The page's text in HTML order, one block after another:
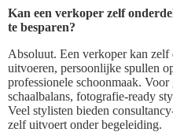
Kan een verkoper zelf
te besparen?
Absoluut. Een verkoper kan
uitvoeren, persoonlijke spullen
professionele schoonmaak.
schaalbalans, fotografie‑ready
Veel stylisten bieden
zelf uitvoert onder begeleiding.